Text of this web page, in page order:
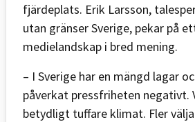
fjärdeplats. Erik Larsson,
utan gränser Sverige, pekar på
medielandskap i bred mening.
– I Sverige har en mängd lagar
påverkat pressfriheten negativt.
betydligt tuffare klimat. Fler